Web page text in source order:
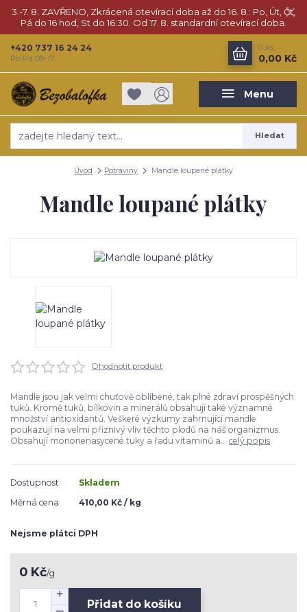
3.-7. 8. ZAVŘENO, Zkrácená otevírací doba až do 16. 8.: Po, Út, Čt,
Pá do 16 hod, St do 16:30. Od 17. 8. standardní otevírací doba.
Menu
Hledat
+420 737 16 24 24
Po-Pá 09-17
0 ks
0,00 Kč
Úvod Potraviny Mandle loupané plátky
Mandle loupané plátky
Ohodnotit produkt
Mandle jsou jak velmi chuťově oblíbené, tak plné zdraví prospěšných
tuků. Kromě tuků, bílkovin a minerálů obsahují také významné
množství antioxidantů. Veškeré výzkumy zahrnující mandle
poukazují na velmi příznivý vliv těchto plodů na náš organizmus.
Obsahují mononenasycené tuky a řadu vitaminů a... celý popis
Dostupnost
Skladem
Měrná cena
410,00 Kč / kg
Nejsme plátci DPH
0 Kč/g
Přidat do košíku